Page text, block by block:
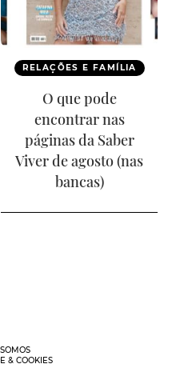
RELAÇÕES E FAMÍLIA
O que pode
encontrar nas
páginas da Saber
Viver de agosto (nas
bancas)
& COOKIES